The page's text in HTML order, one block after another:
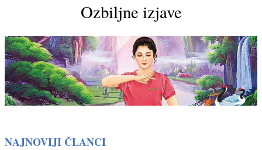
Ozbiljne izjave
NAJNOVIJI ČLANCI